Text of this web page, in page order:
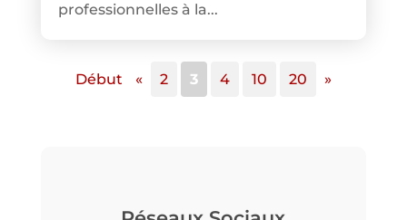
professionnelles à la...
Début « 2 3 4 10 20 »